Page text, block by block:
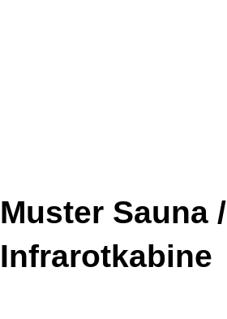
Muster Sauna /
Infrarotkabine